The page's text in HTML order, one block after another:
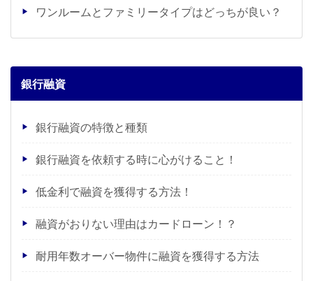
ワンルームとファミリータイプはどっちが良い？
銀行融資
銀行融資の特徴と種類
銀行融資を依頼する時に心がけること！
低金利で融資を獲得する方法！
融資がおりない理由はカードローン！？
耐用年数オーバー物件に融資を獲得する方法